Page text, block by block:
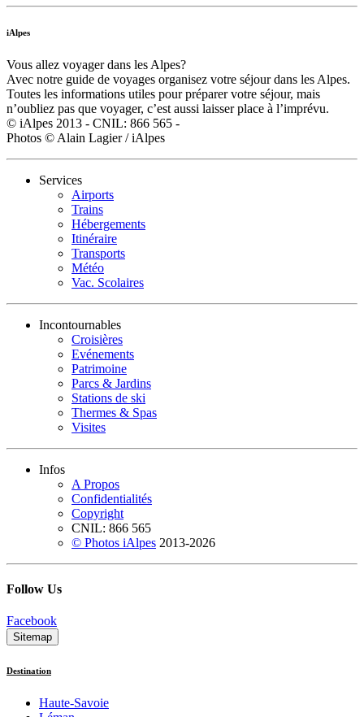
iAlpes
Vous allez voyager dans les Alpes?
Avec notre guide de voyages organisez votre séjour dans les Alpes.
Toutes les informations utiles pour préparer votre séjour, mais
n’oubliez pas que voyager, c’est aussi laisser place à l’imprévu.
© iAlpes 2013 - CNIL: 866 565 -
Photos © Alain Lagier / iAlpes
Services
Airports
Trains
Hébergements
Itinéraire
Transports
Météo
Vac. Scolaires
Incontournables
Croisières
Evénements
Patrimoine
Parcs & Jardins
Stations de ski
Thermes & Spas
Visites
Infos
A Propos
Confidentialités
Copyright
CNIL: 866 565
© Photos iAlpes 2013-2026
Follow Us
Facebook
Sitemap
Destination
Haute-Savoie